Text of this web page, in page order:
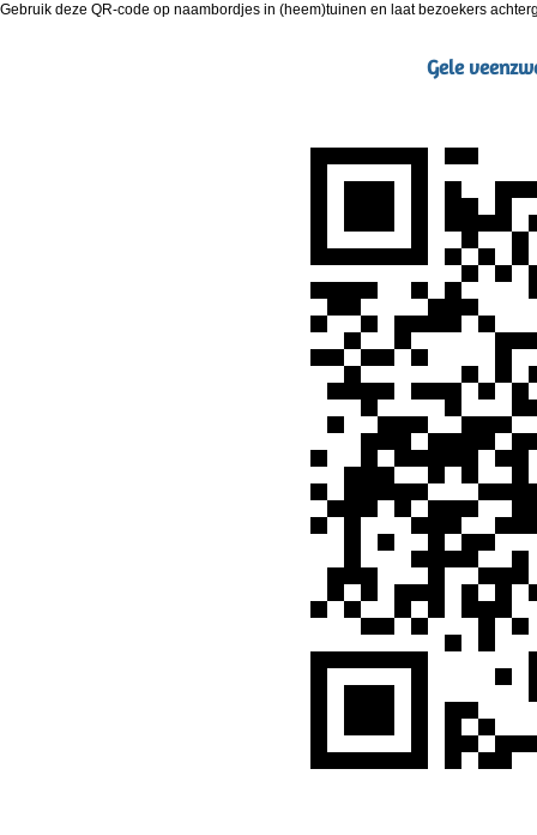
Gebruik deze QR-code op naambordjes in (heem)tuinen en laat bezoekers
Gele